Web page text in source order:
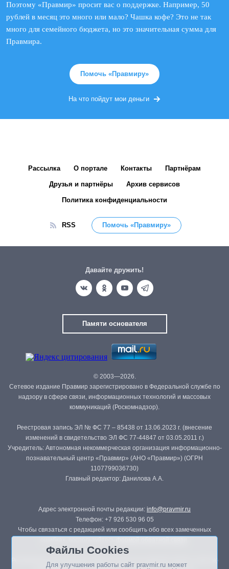
Поэтому «Правмир» просит вас о поддержке. Например, 50
рублей в месяц это много или мало? Чашка кофе? Это не так
много для семейного бюджета, но это значительная сумма для
Правмира.
Помочь «Правмиру»
На что пойдут мои деньги
Рассылка О портале Контакты Партнёрам
Друзья и партнёры Архив сервисов
Политика конфиденциальности
RSS Помочь «Правмиру»
Давайте дружить!
Памяти основателя
© 2003—2026.
Сетевое издание Правмир зарегистрировано в Федеральной службе по
надзору в сфере связи, информационных технологий и массовых
коммуникаций (Роскомнадзор).
Реестровая запись ЭЛ № ФС 77 – 85438 от 13.06.2023 г. (внесение
изменений в свидетельство ЭЛ ФС 77-44847 от 03.05.2011 г.)
Учредитель: Автономная некоммерческая организация информационно-
познавательный центр «Правмир» (АНО «Правмир») (ОГРН
1107799036730)
Главный редактор: Данилова А.А.
Адрес электронной почты редакции: info@pravmir.ru
Телефон: +7 926 530 96 05
Чтобы связаться с редакцией или сообщить обо всех замеченных
Републикация материалов сайта в печатных изданиях (книгах, прессе)
Файлы Cookies
Для улучшения работы сайт pravmir.ru может